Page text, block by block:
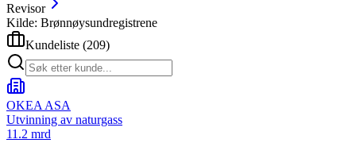
Revisor
Kilde: Brønnøysundregistrene
Kundeliste (209)
OKEA ASA
Utvinning av naturgass
11.2 mrd